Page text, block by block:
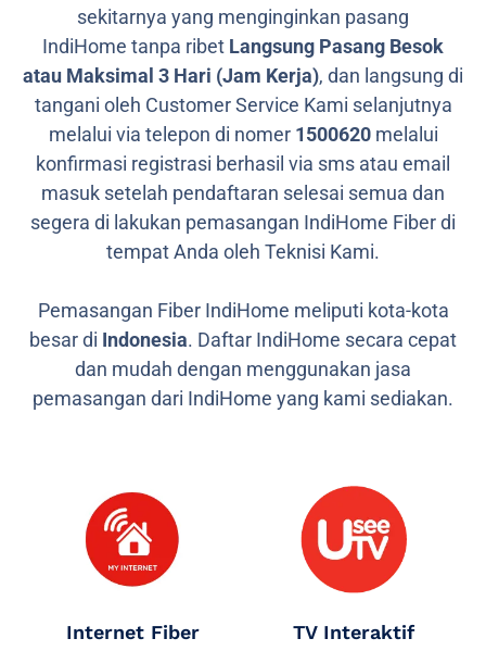
sekitarnya yang menginginkan pasang
IndiHome tanpa ribet Langsung Pasang Besok
atau Maksimal 3 Hari (Jam Kerja), dan langsung di
tangani oleh Customer Service Kami selanjutnya
melalui via telepon di nomer 1500620melalui
konfirmasi registrasi berhasil via sms atau email
masuk setelah pendaftaran selesai semua dan
segera di lakukan pemasangan IndiHome Fiber di
tempat Anda oleh Teknisi Kami.
Pemasangan Fiber IndiHome meliputi kota-kota
besar di Indonesia. Daftar IndiHome secara cepat
dan mudah dengan menggunakan jasa
pemasangan dari IndiHome yang kami sediakan.
Internet Fiber TV Interaktif